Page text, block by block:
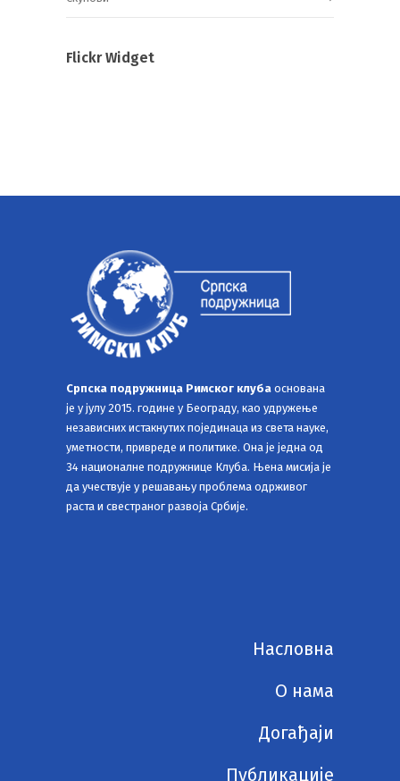
Flickr Widget
Српска подружница Римског клуба основана
је у јулу 2015. године у Београду, као удружење
независних истакнутих појединаца из света науке,
уметности, привреде и политике. Она је једна од
34 националне подружнице Клуба. Њена мисија је
да учествује у решавању проблема одрживог
раста и свестраног развоја Србије.
Насловна
О нама
Догађаји
Публикације